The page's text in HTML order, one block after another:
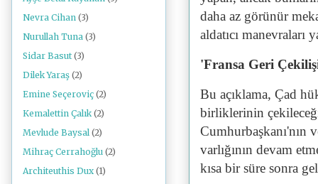
daha az görünür
aldatıcı
'Fransa Geri
Bu açıklama, Çad
birliklerinin
Cumhurbaşkanı'nın
varlığının devam
kısa bir süre sonra
Nevra Cihan (3)
Nurullah Tuna (3)
Sidar Basut (3)
Dilek Yaraş (2)
Emine Seçeroviç (2)
Kemalettin Çalık (2)
Mevlude Baysal (2)
Mihraç Cerrahoğlu (2)
Architeuthis Dux (1)